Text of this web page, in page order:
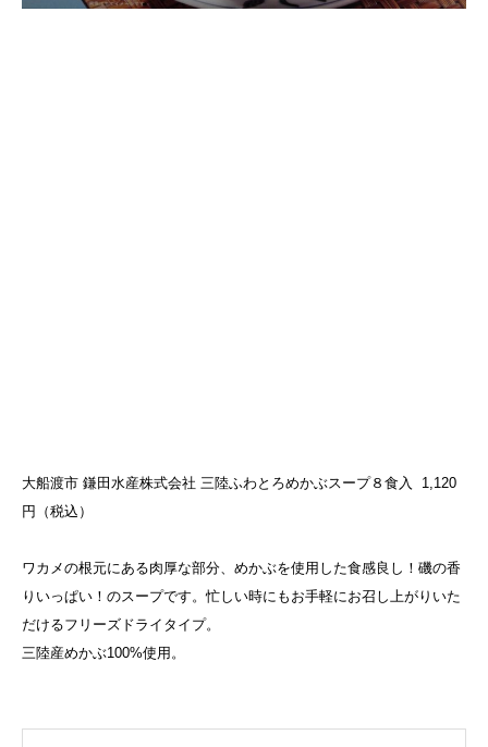
大船渡市 鎌田水産株式会社 三陸ふわとろめかぶスープ８食入 1,120
円（税込）
ワカメの根元にある肉厚な部分、めかぶを使用した食感良し！磯の香
りいっぱい！のスープです。忙しい時にもお手軽にお召し上がり いた
だけるフリーズドライタイプ。
三陸産めかぶ100%使用。